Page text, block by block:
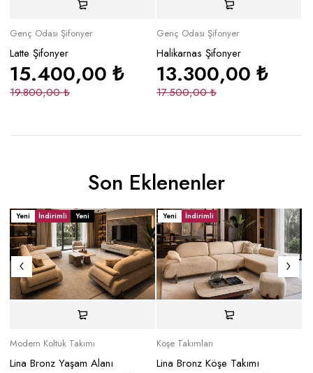
Genç Odası Şifonyer
Latte Şifonyer
19.800,00₺
15.400,00₺
Genç Odası Şifonyer
Halikarnas Şifonyer
17.500,00₺
13.300,00 ₺
Son Eklenenler
Yeni İndirimli Yeni
Modern Koltuk Takımı
Lina Bronz Yaşam Alanı
Yeni İndirimli
Köşe Takımları
Lina Bronz Köşe Takımı